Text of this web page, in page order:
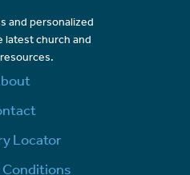
and personalized
latest church and
Locator
Conditions